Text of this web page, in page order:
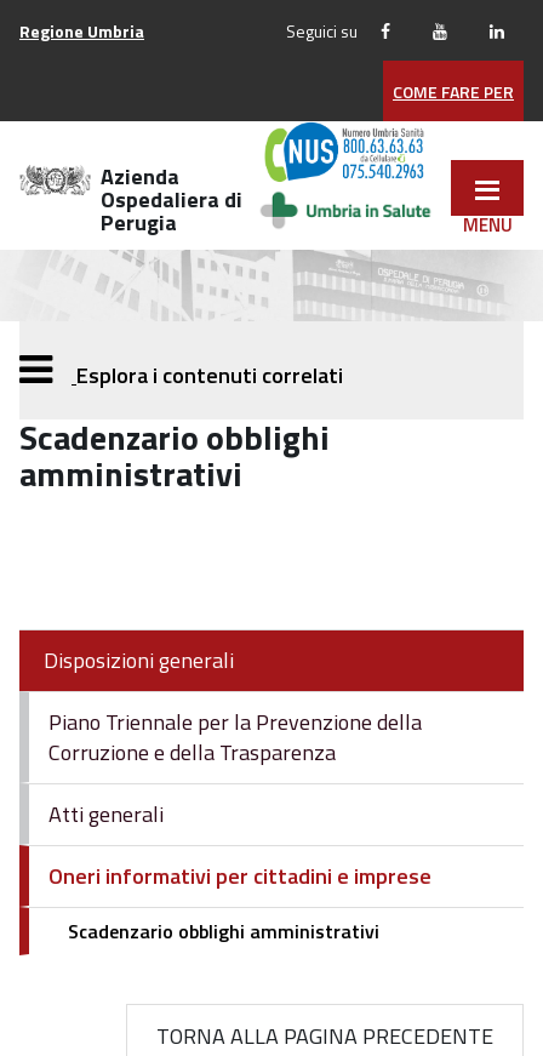
menu
navigazione
Vai
Regione Umbria Seguici su
COME FARE PER
Azienda
Ospedaliera di
Perugia
Esplora i contenuti correlati
Scadenzario obblighi
amministrativi
Disposizioni generali
Piano Triennale per la Prevenzione della
Corruzione e della Trasparenza
Atti generali
Oneri informativi per cittadini e imprese
Scadenzario obblighi amministrativi
TORNA ALLA PAGINA PRECEDENTE